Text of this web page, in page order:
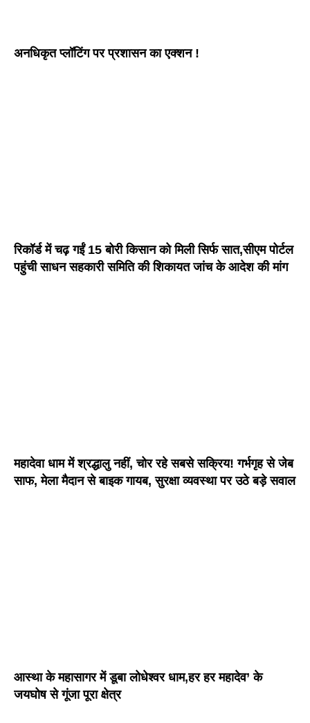
अनधिकृत प्लॉटिंग पर प्रशासन का एक्शन !
रिकॉर्ड में चढ़ गईं 15 बोरी किसान को मिली सिर्फ सात,सीएम पोर्टल
पहुंची साधन सहकारी समिति की शिकायत जांच के आदेश की मांग
महादेवा धाम में श्रद्धालु नहीं, चोर रहे सबसे सक्रिय! गर्भगृह से जेब
साफ, मेला मैदान से बाइक गायब, सुरक्षा व्यवस्था पर उठे बड़े सवाल
आस्था के महासागर में डूबा लोधेश्वर धाम,हर हर महादेव’ के
जयघोष से गूंजा पूरा क्षेत्र